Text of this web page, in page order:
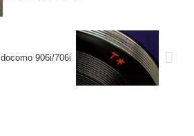
docomo 906i/706i